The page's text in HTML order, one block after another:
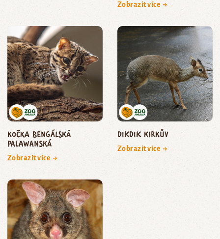
Zobrazit více →
kočka bengálská
palawanská
Zobrazit více →
dikdik Kirkův
Zobrazit více →